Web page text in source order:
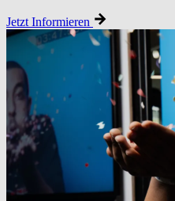
Jetzt Informieren